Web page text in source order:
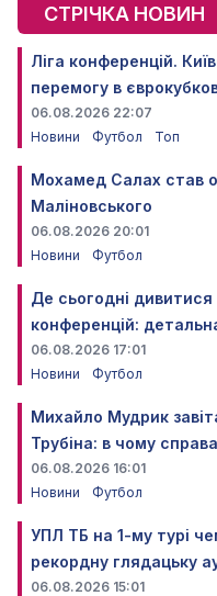
СТРІЧКА НОВИН
Ліга конференцій.
перемогу в
06.08.2026 22:07
Новини
Футбол Топ
Мохамед Салах став
Маліновського
06.08.2026 20:01
Новини
Футбол
Де сьогодні
конференцій:
06.08.2026 17:01
Новини
Футбол
Михайло Мудрик
Трубіна: в чому
06.08.2026 16:01
Новини
Футбол
УПЛ ТБ на 1-му турі
рекордну глядацьку
06.08.2026 15:01